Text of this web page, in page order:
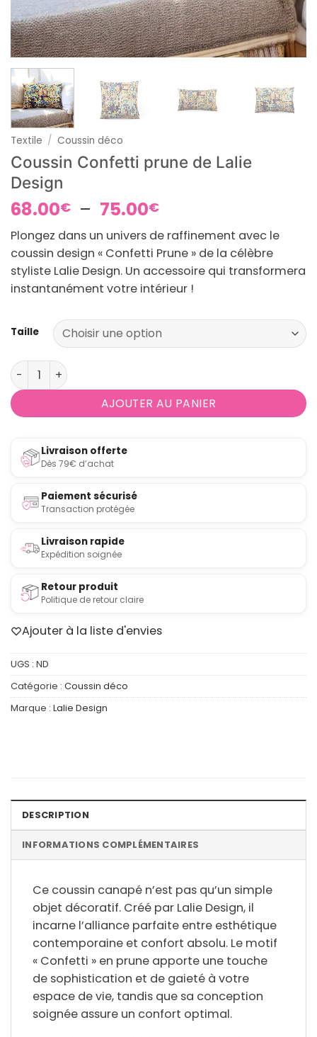
Textile / Coussin déco
Coussin Confetti prune de Lalie
Design
68.00€ – 75.00€Plage
prix :
68.00€
à
75.00€
Plongez dans un univers de raffinement avec le
coussin design « Confetti Prune » de la célèbre
styliste Lalie Design. Un accessoire qui transformera
instantanément votre intérieur !
Taille
quantité de Coussin Confetti prune de Lalie Design
AJOUTER AU PANIER
Livraison offerte
Dès 79€ d’achat
Paiement sécurisé
Transaction protégée
Livraison rapide
Expédition soignée
Retour produit
Politique de retour claire
Ajouter à la liste d'envies
UGS : ND
Catégorie : Coussin déco
Marque : Lalie Design
DESCRIPTION
INFORMATIONS COMPLÉMENTAIRES
Ce coussin canapé n’est pas qu’un simple
objet décoratif. Créé par Lalie Design, il
incarne l’alliance parfaite entre esthétique
contemporaine et confort absolu. Le motif
« Confetti » en prune apporte une touche
de sophistication et de gaieté à votre
espace de vie, tandis que sa conception
soignée assure un confort optimal.